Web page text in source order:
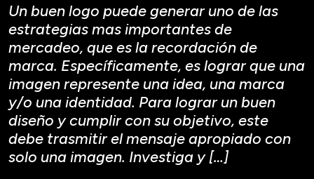
Un buen logo puede generar uno de las
estrategias mas importantes de
mercadeo, que es la recordación de
marca. Específicamente, es lograr que una
imagen represente una idea, una marca
y/o una identidad. Para lograr un buen
diseño y cumplir con su objetivo, este
debe trasmitir el mensaje apropiado con
solo una imagen. Investiga y […]